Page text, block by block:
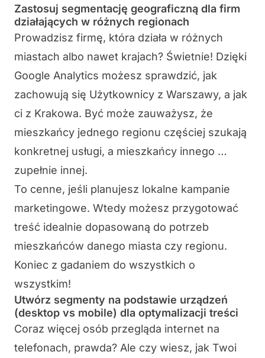
Zastosuj segmentację geograficzną dla firm
działających w różnych regionach
Prowadzisz firmę, która działa w różnych
miastach albo nawet krajach? Świetnie! Dzięki
Google Analytics możesz sprawdzić, jak
zachowują się Użytkownicy z Warszawy, a jak
ci z Krakowa. Być może zauważysz, że
mieszkańcy jednego regionu częściej szukają
konkretnej usługi, a mieszkańcy innego …
zupełnie innej.
To cenne, jeśli planujesz lokalne kampanie
marketingowe. Wtedy możesz przygotować
treść idealnie dopasowaną do potrzeb
mieszkańców danego miasta czy regionu.
Koniec z gadaniem do wszystkich o
wszystkim!
Utwórz segmenty na podstawie urządzeń
(desktop vs mobile) dla optymalizacji treści
Coraz więcej osób przegląda internet na
telefonach, prawda? Ale czy wiesz, jak Twoi